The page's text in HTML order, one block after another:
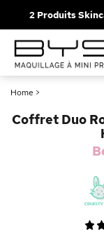
2 Produits
Home >
Coffret Duo
Blush